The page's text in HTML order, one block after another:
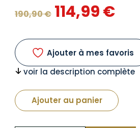
190,90€ Le
prix
initial
était :
190,90 €.
114,99€Le
est :
Ajouter à mes favoris
voir la description complète
Ajouter au panier